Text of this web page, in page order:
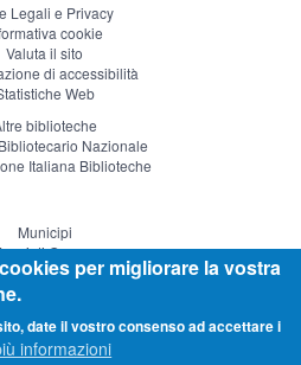
Legali e Privacy
cookie
Valuta il sito
di accessibilità
Web
biblioteche
Nazionale
Italiana Biblioteche
Municipi
di Genova
Genova Teatro
Visitgenoa
per migliorare la vostra
date il vostro consenso ad accettare i
informazioni